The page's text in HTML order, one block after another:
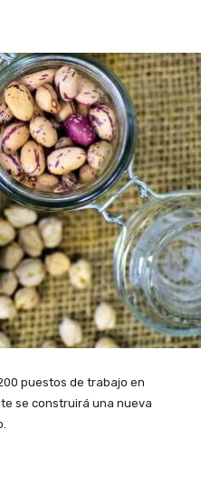
puestos de trabajo en
se construirá una nueva